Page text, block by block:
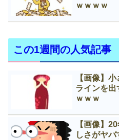
ｗｗｗｗ
この1週間の人気記事
【画像】
ラインを
ｗｗｗ
【画像】
しさがヤバ